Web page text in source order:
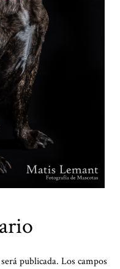
publicada. Los campos